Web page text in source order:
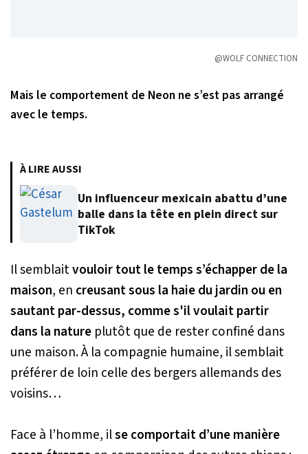
@WOLF CONNECTION
Mais le comportement de Neon ne s’est pas arrangé
avec le temps.
À LIRE AUSSI
Un influenceur mexicain abattu d’une
balle dans la tête en plein direct sur
TikTok
Il semblaitvouloir tout le temps s’échapper de la
maison, en creusant sous la haie du jardin ou en
sautant par-dessus, comme s'il voulait partir
dans la nature plutôt que de rester confiné dans
une maison. À la compagnie humaine, il semblait
préférer de loin celle des bergers allemands des
voisins…
Face à l’homme, ilse comportait d’une manière